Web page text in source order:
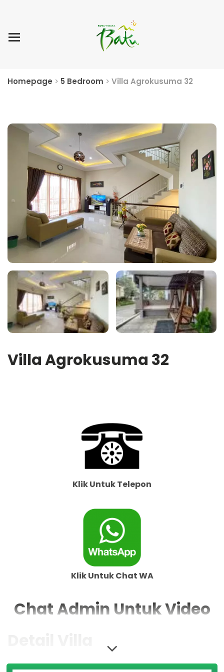
Blog Post
Tentang Kami
Homepage > 5 Bedroom > Villa Agrokusuma 32
Villa Agrokusuma 32
Klik Untuk Telepon
Klik Untuk Chat WA
Chat Admin Untuk Video
Luas Area : 150 M2